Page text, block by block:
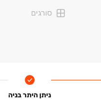
סורגים
ניתן היתר בניה